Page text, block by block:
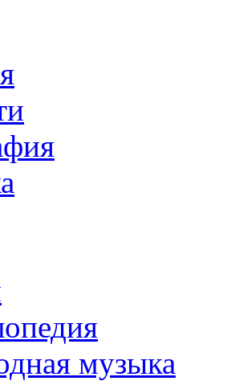
музыка